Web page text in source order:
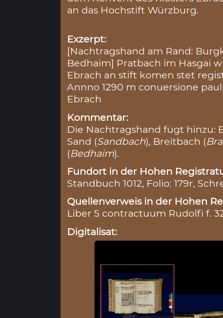
an das Hochstift Würzburg.
Exzerpt:
[Nachtragshand am Rand:
Bedhaim] Pratbach im Hasgai
Ebrach an stift komen stet
Annno 1290 m conuersione
Ebrach
Kommentar:
Die Nachtragshand fügt hinzu:
Sand (Sandbach), Breitbach (
(Bedhaim).
Fundort in der Hohen
Standbuch 1012, Folio: 179r,
Quellenverweis in der Hohen
Liber 5 contractuum Rudolfi f.
Digitalisat: